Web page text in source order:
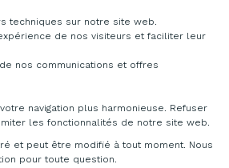
techniques sur notre site web.
de nos visiteurs et faciliter leur
nos communications et offres
navigation plus harmonieuse. Refuser
les fonctionnalités de notre site web.
et peut être modifié à tout moment. Nous
pour toute question.
Axeptio consent
Blanc Sable